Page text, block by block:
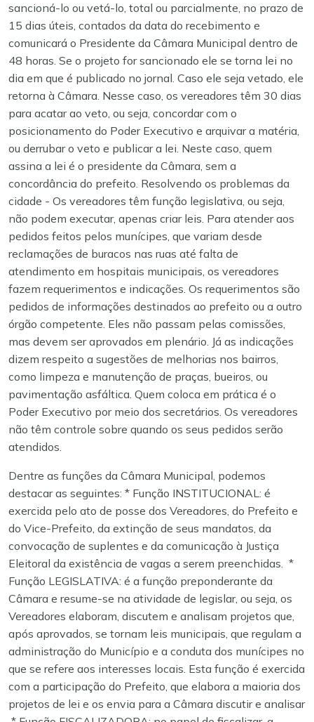
sancioná-lo ou vetá-lo, total ou parcialmente, no prazo de
15 dias úteis, contados da data do recebimento e
comunicará o Presidente da Câmara Municipal dentro de
48 horas. Se o projeto for sancionado ele se torna lei no
dia em que é publicado no jornal. Caso ele seja vetado, ele
retorna à Câmara. Nesse caso, os vereadores têm 30 dias
para acatar ao veto, ou seja, concordar com o
posicionamento do Poder Executivo e arquivar a matéria,
ou derrubar o veto e publicar a lei. Neste caso, quem
assina a lei é o presidente da Câmara, sem a
concordância do prefeito. Resolvendo os problemas da
cidade - Os vereadores têm função legislativa, ou seja,
não podem executar, apenas criar leis. Para atender aos
pedidos feitos pelos munícipes, que variam desde
reclamações de buracos nas ruas até falta de
atendimento em hospitais municipais, os vereadores
fazem requerimentos e indicações. Os requerimentos são
pedidos de informações destinados ao prefeito ou a outro
órgão competente. Eles não passam pelas comissões,
mas devem ser aprovados em plenário. Já as indicações
dizem respeito a sugestões de melhorias nos bairros,
como limpeza e manutenção de praças, bueiros, ou
pavimentação asfáltica. Quem coloca em prática é o
Poder Executivo por meio dos secretários. Os vereadores
não têm controle sobre quando os seus pedidos serão
atendidos.
Dentre as funções da Câmara Municipal, podemos
destacar as seguintes: * Função INSTITUCIONAL: é
exercida pelo ato de posse dos Vereadores, do Prefeito e
do Vice-Prefeito, da extinção de seus mandatos, da
convocação de suplentes e da comunicação à Justiça
Eleitoral da existência de vagas a serem preenchidas. *
Função LEGISLATIVA: é a função preponderante da
Câmara e resume-se na atividade de legislar, ou seja, os
Vereadores elaboram, discutem e analisam projetos que,
após aprovados, se tornam leis municipais, que regulam a
administração do Município e a conduta dos munícipes no
que se refere aos interesses locais. Esta função é exercida
com a participação do Prefeito, que elabora a maioria dos
projetos de lei e os envia para a Câmara discutir e analisar